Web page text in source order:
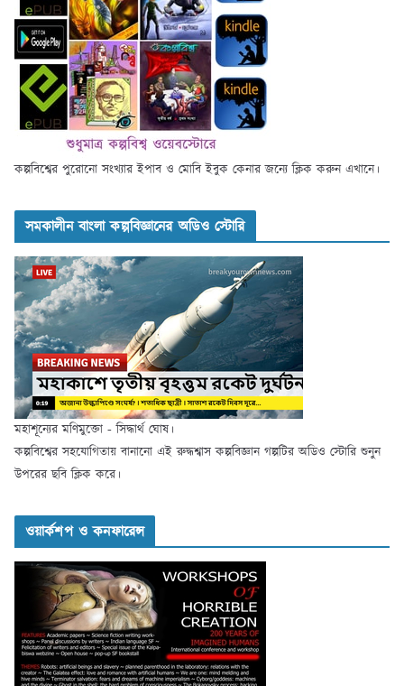
কল্পবিশ্বের পুরোনো সংখ্যার ইপাব ও মোবি ইবুক কেনার জন্যে ক্লিক করুন এখানে।
সমকালীন বাংলা কল্পবিজ্ঞানের অডিও স্টোরি
মহাশূন্যের মণিমুক্তো - সিদ্ধার্থ ঘোষ।
কল্পবিশ্বের সহযোগিতায় বানানো এই রুদ্ধশ্বাস কল্পবিজ্ঞান গল্পটির অডিও স্টোরি শুনুন
উপরের ছবি ক্লিক করে।
ওয়ার্কশপ ও কনফারেন্স